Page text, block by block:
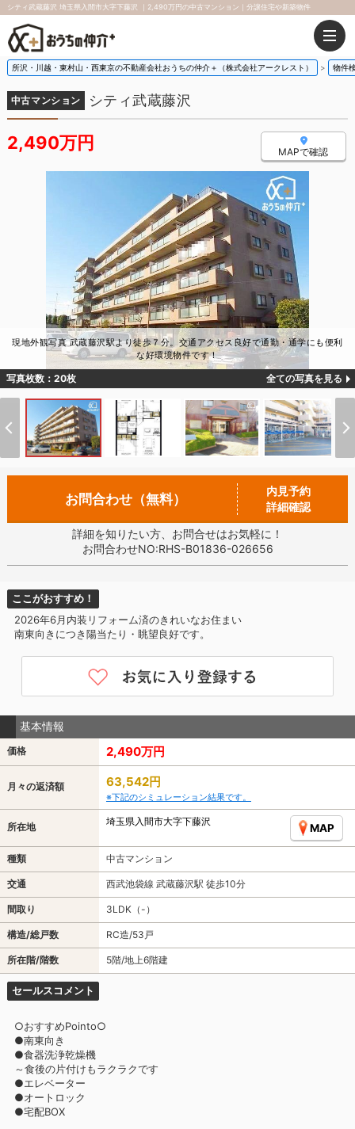
シティ武蔵藤沢 埼玉県入間市大字下藤沢 ｜2,490万円の中古マンション｜分譲住宅や新築物件
所沢・川越・東村山・西東京の不動産会社おうちの仲介＋（株式会社アークレスト） 物件
中古マンション シティ武蔵藤沢
2,490万円 MAPで確認
現地外観写真 武蔵藤沢駅より徒歩７分。交通アクセス良好で通勤・通学にも便利
な好環境物件です！
写真枚数：20枚 全ての写真を見る
お問合わせ（無料）
内見予約
詳細確認
詳細を知りたい方、お問合せはお気軽に！
お問合わせNO:RHS-B01836-026656
ここがおすすめ！
2026年6月内装リフォーム済のきれいなお住まい
南東向きにつき陽当たり・眺望良好です。
基本情報
価格 2,490万円
月々の返済額 63,542円
※下記のシミュレーション結果です。
所在地 埼玉県入間市大字下藤沢
MAP
種類 中古マンション
交通 西武池袋線 武蔵藤沢駅 徒歩10分
間取り 3LDK（-）
構造/総戸数 RC造/53戸
所在階/階数 5階/地上6階建
セールスコメント
○おすすめPointo○
●南東向き
●食器洗浄乾燥機
～食後の片付けもラクラクです
●エレベーター
●オートロック
●宅配BOX